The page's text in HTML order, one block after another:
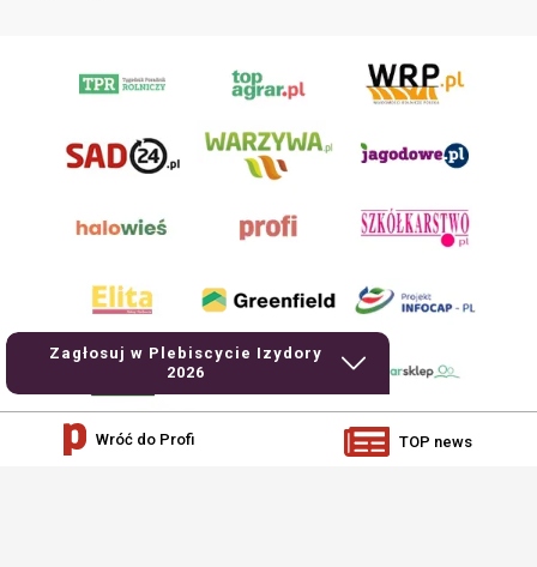
Zagłosuj w Plebiscycie Izydory
2026
Wróć do Profi TOP news